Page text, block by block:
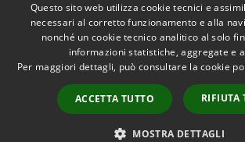
Accessibilità
Privacy
Mappa del sito
Copyright
Questo sito web utilizza cookie tecnici e
necessari al corretto funzionamento e alla
nonché un cookie tecnico analitico al solo
informazioni statistiche, aggregate e
Per maggiori dettagli, può consultare la cookie
ACCETTA TUTTO RIFIUTA
MOSTRA DETTAGLI